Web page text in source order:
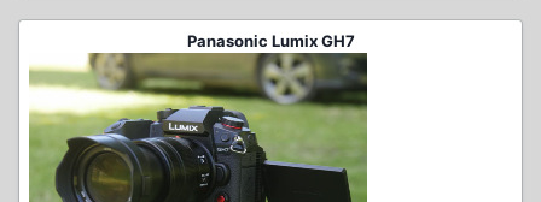
Panasonic Lumix GH7